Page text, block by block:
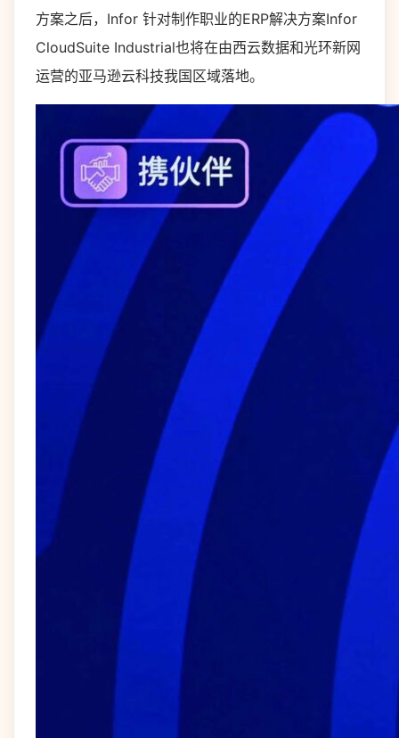
方案之后，Infor 针对制作职业的ERP解决方案Infor
CloudSuite Industrial也将在由西云数据和光环新网
运营的亚马逊云科技我国区域落地。